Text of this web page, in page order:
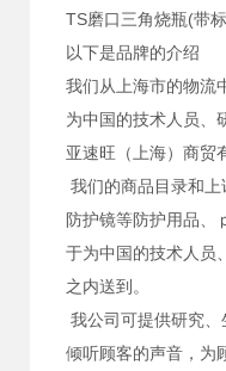
TS磨口三角烧瓶(带
以下是品牌的介绍
我们从上海市的物流
为中国的技术人员、
亚速旺（上海）商贸
我们的商品目录和
防护镜等防护用品、
于为中国的技术人员
之内送到。
我公司可提供研究
倾听顾客的声音，为